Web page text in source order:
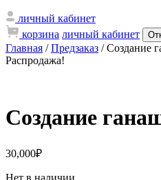
личный кабинет
корзина личный кабинет
Главная /Предзаказ / Создание
Распродажа!
Создание
30,000₽
Нет в наличии